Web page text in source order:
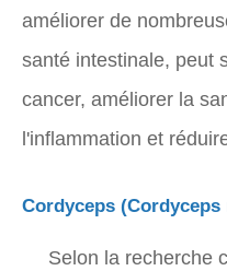
améliorer de
santé intestinale, peut
cancer, améliorer la
l'inflammation et
Cordyceps (
Selon la recherche